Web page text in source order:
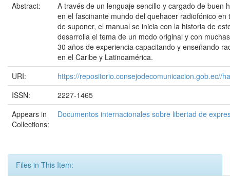
Abstract:
A través de un lenguaje sencillo y cargado de buen
en el fascinante mundo del quehacer radiofónico en
de suponer, el manual se inicia con la historia de
desarrolla el tema de un modo original y con
30 años de experiencia capacitando y enseñando
en el Caribe y Latinoamérica.
URI:
https://repositorio.consejodecomunicacion.gob.ec//
ISSN:
2227-1465
Appears in
Collections:
Documentos internacionales sobre libertad de
Files in This Item: